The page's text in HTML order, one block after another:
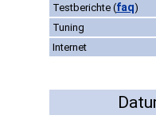
Testberichte (faq)
Tuning
Internet